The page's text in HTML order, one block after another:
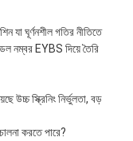
যা ঘূর্ণনশীল গতির নীতিতে
নম্বর EYBS দিয়ে তৈরি
উচ্চ স্ক্রিনিং নির্ভুলতা, বড়
করতে পারে?